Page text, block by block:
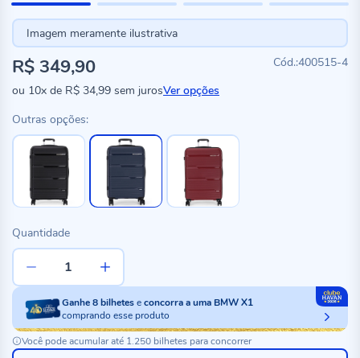
Imagem meramente ilustrativa
400515-4
R$ 349,90
ou 10x de R$ 34,99 sem jurosVer opções
Outras opções:
Quantidade
Ganhe8bilheteseconcorra a uma BMW X1
comprando esse produto
Você pode acumular até 1.250 bilhetes para concorrer